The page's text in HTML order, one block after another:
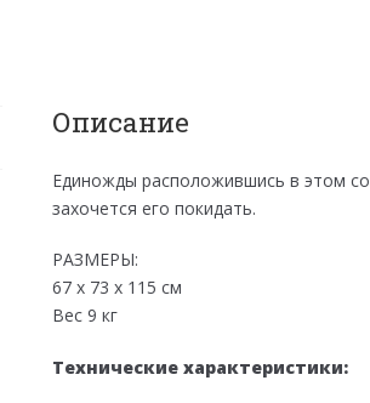
Описание
Единожды расположившись в этом
захочется его покидать.
РАЗМЕРЫ:
67 х 73 х 115 см
Вес 9 кг
Технические характеристики: